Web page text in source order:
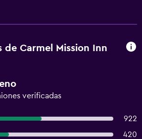
de Carmel Mission Inn
verificadas
922
420